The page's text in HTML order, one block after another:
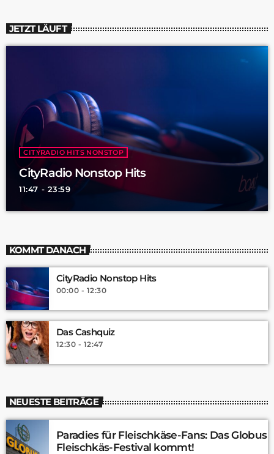
JETZT LÄUFT
CITYRADIO HITS NONSTOP
CityRadio Nonstop Hits
11:47 - 23:59
KOMMT DANACH
CityRadio Nonstop Hits
00:00 - 12:30
Das Cashquiz
12:30 - 12:47
NEUESTE BEITRÄGE
Paradies für Fleischkäse-Fans: Das Globus
Fleischkäs-Festival kommt!